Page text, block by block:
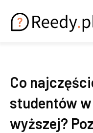
Co
studentów
wyższej?